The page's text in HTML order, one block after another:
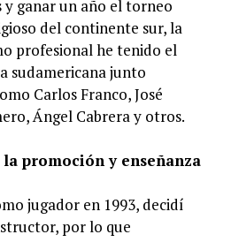
y ganar un año el torneo
del continente sur, la
profesional he tenido el
sudamericana junto
Carlos Franco, José
Ángel Cabrera y otros.
la promoción y enseñanza
jugador en 1993, decidí
por lo que